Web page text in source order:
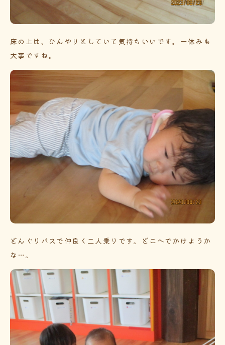
床の上は、ひんやりとしていて気持ちいいです。一休みも
大事ですね。
どんぐりバスで仲良く二人乗りです。どこへでかけようか
な…。